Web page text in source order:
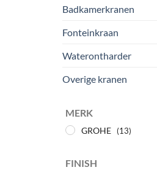
Badkamerkranen
Fonteinkraan
Waterontharder
Overige kranen
MERK
GROHE (13)
FINISH